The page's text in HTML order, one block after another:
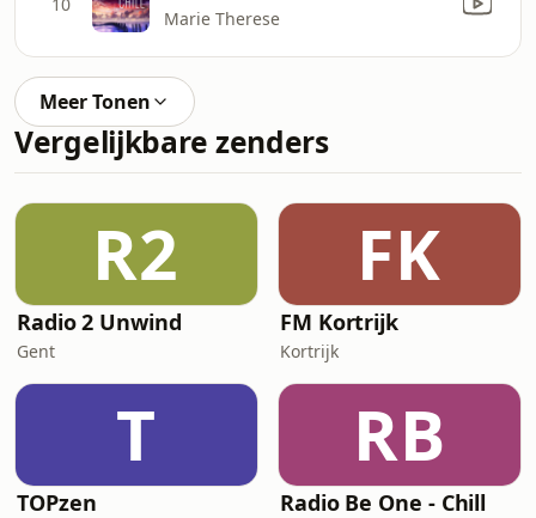
Marie Therese
Meer Tonen
Vergelijkbare zenders
R2
Radio 2 Unwind
Gent
FK
FM Kortrijk
Kortrijk
T
TOPzen
RB
Radio Be One - Chill